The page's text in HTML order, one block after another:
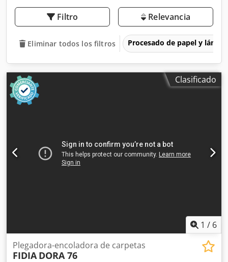
Filtro Relevancia
Eliminar todos los filtros Procesado de papel y
Clasificado
1 / 6
Plegadora-encoladora de carpetas
FIDIA DORA 76